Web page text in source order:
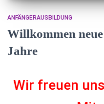
ANFÄNGERAUSBILDUNG
Willkommen
Jahre
Wir freuen